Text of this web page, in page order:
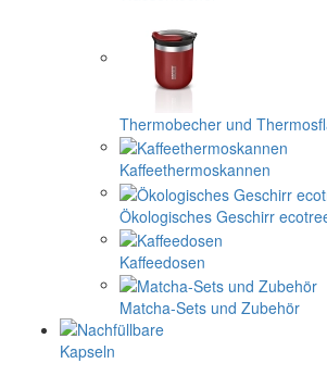
Thermobecher und
Kaffeethermoskannen
Ökologisches Geschirr
Kaffeedosen
Matcha-Sets und Zubehör